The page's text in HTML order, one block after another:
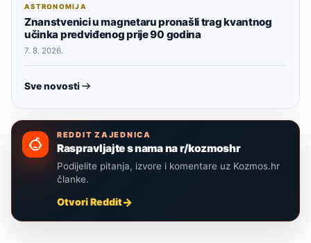
ASTRONOMIJA
Znanstvenici u magnetaru pronašli trag kvantnog
učinka predviđenog prije 90 godina
7. 8. 2026.
Sve novosti
REDDIT ZAJEDNICA
Raspravljajte s nama na r/kozmoshr
Podijelite pitanja, izvore i komentare uz Kozmos.hr
članke.
Otvori Reddit